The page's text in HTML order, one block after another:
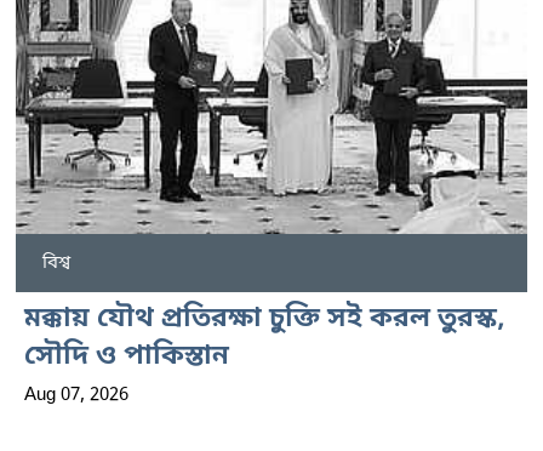
বিশ্ব
মক্কায় যৌথ প্রতিরক্ষা চুক্তি সই করল তুরস্ক,
সৌদি ও পাকিস্তান
Aug 07, 2026